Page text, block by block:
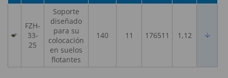
FZH-
33-
25
Soporte
diseñado
para su
colocación
en suelos
flotantes
140 11 176511 1,12